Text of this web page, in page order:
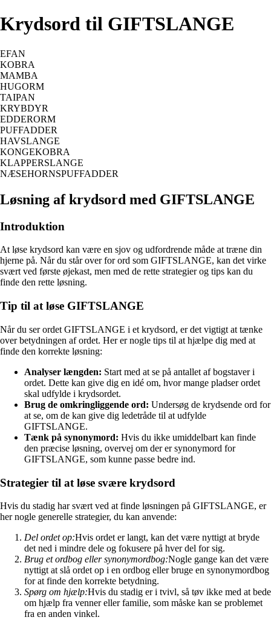
Krydsord til GIFTSLANGE
EFAN
KOBRA
MAMBA
HUGORM
TAIPAN
KRYBDYR
EDDERORM
PUFFADDER
HAVSLANGE
KONGEKOBRA
KLAPPERSLANGE
NÆSEHORNSPUFFADDER
Løsning af krydsord med GIFTSLANGE
Introduktion
At løse krydsord kan være en sjov og udfordrende måde at træne din
hjerne på. Når du står over for ord som GIFTSLANGE, kan det virke
svært ved første øjekast, men med de rette strategier og tips kan du
finde den rette løsning.
Tip til at løse GIFTSLANGE
Når du ser ordet GIFTSLANGE i et krydsord, er det vigtigt at tænke
over betydningen af ordet. Her er nogle tips til at hjælpe dig med at
finde den korrekte løsning:
Analyser længden: Start med at se på antallet af bogstaver i
ordet. Dette kan give dig en idé om, hvor mange pladser ordet
skal udfylde i krydsordet.
Brug de omkringliggende ord: Undersøg de krydsende ord for
at se, om de kan give dig ledetråde til at udfylde
GIFTSLANGE.
Tænk på synonymord: Hvis du ikke umiddelbart kan finde
den præcise løsning, overvej om der er synonymord for
GIFTSLANGE, som kunne passe bedre ind.
Strategier til at løse svære krydsord
Hvis du stadig har svært ved at finde løsningen på GIFTSLANGE, er
her nogle generelle strategier, du kan anvende:
Del ordet op:Hvis ordet er langt, kan det være nyttigt at bryde
det ned i mindre dele og fokusere på hver del for sig.
Brug et ordbog eller synonymordbog:Nogle gange kan det være
nyttigt at slå ordet op i en ordbog eller bruge en synonymordbog
for at finde den korrekte betydning.
Spørg om hjælp:Hvis du stadig er i tvivl, så tøv ikke med at bede
om hjælp fra venner eller familie, som måske kan se problemet
fra en anden vinkel.